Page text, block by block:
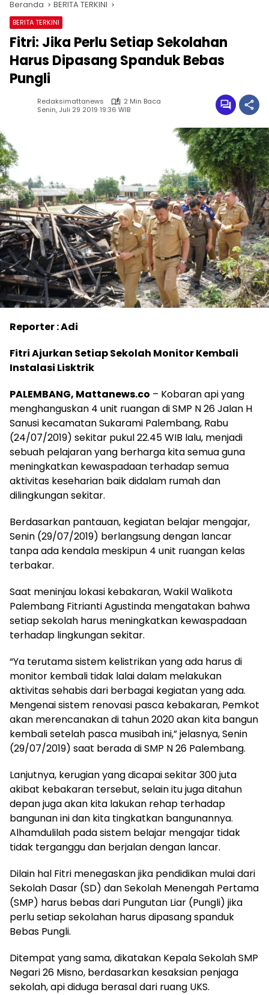
Beranda BERITA TERKINI
BERITA TERKINI
Fitri: Jika Perlu Setiap Sekolahan
Harus Dipasang Spanduk Bebas
Pungli
Redaksimattanews
2 Min Baca
Senin, Juli 29 2019 19:36 WIB
Reporter : Adi
Fitri Ajurkan Setiap Sekolah Monitor Kembali
Instalasi Lisktrik
PALEMBANG, Mattanews.co – Kobaran api yang
menghanguskan 4 unit ruangan di SMP N 26 Jalan H
Sanusi kecamatan Sukarami Palembang, Rabu
(24/07/2019) sekitar pukul 22.45 WIB lalu, menjadi
sebuah pelajaran yang berharga kita semua guna
meningkatkan kewaspadaan terhadap semua
aktivitas keseharian baik didalam rumah dan
dilingkungan sekitar.
Berdasarkan pantauan, kegiatan belajar mengajar,
Senin (29/07/2019) berlangsung dengan lancar
tanpa ada kendala meskipun 4 unit ruangan kelas
terbakar.
Saat meninjau lokasi kebakaran, Wakil Walikota
Palembang Fitrianti Agustinda mengatakan bahwa
setiap sekolah harus meningkatkan kewaspadaan
terhadap lingkungan sekitar.
“Ya terutama sistem kelistrikan yang ada harus di
monitor kembali tidak lalai dalam melakukan
aktivitas sehabis dari berbagai kegiatan yang ada.
Mengenai sistem renovasi pasca kebakaran, Pemkot
akan merencanakan di tahun 2020 akan kita bangun
kembali setelah pasca musibah ini,” jelasnya, Senin
(29/07/2019) saat berada di SMP N 26 Palembang.
Lanjutnya, kerugian yang dicapai sekitar 300 juta
akibat kebakaran tersebut, selain itu juga ditahun
depan juga akan kita lakukan rehap terhadap
bangunan ini dan kita tingkatkan bangunannya.
Alhamdulilah pada sistem belajar mengajar tidak
tidak terganggu dan berjalan dengan lancar.
Dilain hal Fitri menegaskan jika pendidikan mulai dari
Sekolah Dasar (SD) dan Sekolah Menengah Pertama
(SMP) harus bebas dari Pungutan Liar (Pungli) jika
perlu setiap sekolahan harus dipasang spanduk
Bebas Pungli.
Ditempat yang sama, dikatakan Kepala Sekolah SMP
Negari 26 Misno, berdasarkan kesaksian penjaga
sekolah, api diduga berasal dari ruang UKS.